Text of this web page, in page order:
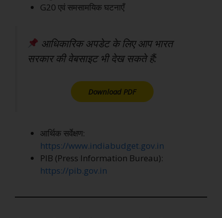
G20 एवं समसामयिक घटनाएँ
आधिकारिक अपडेट के लिए आप भारत
सरकार की वेबसाइट भी देख सकते हैं:
Download PDF
आर्थिक सर्वेक्षण:
https://www.indiabudget.gov.in
PIB (Press Information Bureau):
https://pib.gov.in